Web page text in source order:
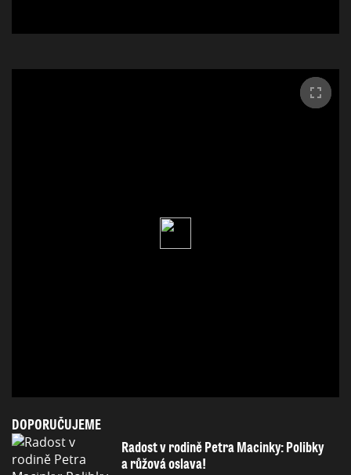
DOPORUČUJEME
Radost v rodině Petra Macinky: Polibky
a růžová oslava!